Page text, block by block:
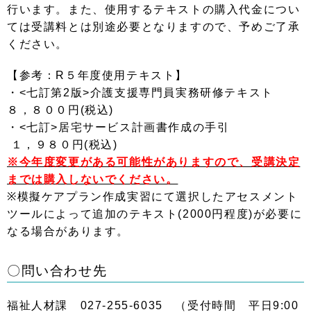
行います。また、使用するテキストの購入代金につい
ては受講料とは別途必要となりますので、予めご了承
ください。
【参考：R５年度使用テキスト】
・<七訂第2版>介護支援専門員実務研修テキスト
８，８００円(税込)
・<七訂>居宅サービス計画書作成の手引
１，９８０円(税込)
※今年度変更がある可能性がありますので、受講決定
までは購入しないでください。
※模擬ケアプラン作成実習にて選択したアセスメント
ツールによって追加のテキスト(2000円程度)が必要に
なる場合があります。
〇問い合わせ先
福祉人材課 027-255-6035 （受付時間 平日9:00